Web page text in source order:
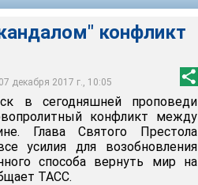
конфликт
декабря 2017 г., 10:05
христианами на
в сегодняшней проповеди
конфликт между
Глава Святого Престола
усилия для возобновления
способа вернуть мир на
ТАСС.